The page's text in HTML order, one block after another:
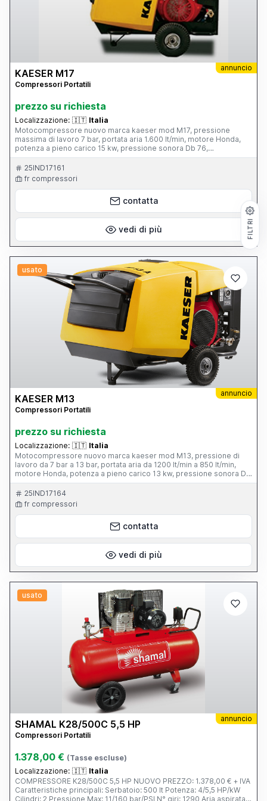
annuncio
KAESER M17
Compressori Portatili
prezzo su richiesta
Localizzazione: 🇮🇹 Italia
Motocompressore nuovo marca kaeser mod M17, pressione
massima di lavoro 7 bar, portata aria 1.600 lt/min, motore Honda,
potenza a pieno carico 15 kw, pressione sonora Db 76,
connessiona aria 1*G 1/2"
25IND17161
fr compressori
contatta
vedi di più
usato
annuncio
KAESER M13
Compressori Portatili
prezzo su richiesta
Localizzazione: 🇮🇹 Italia
Motocompressore nuovo marca kaeser mod M13, pressione di
lavoro da 7 bar a 13 bar, portata aria da 1200 lt/min a 850 lt/min,
motore Honda, potenza a pieno carico 13 kw, pressione sonora Db
76, connessiona aria 1*G 1/2"
25IND17164
fr compressori
contatta
vedi di più
usato
annuncio
SHAMAL K28/500C 5,5 HP
Compressori Portatili
1.378,00 € (Tasse escluse)
Localizzazione: 🇮🇹 Italia
COMPRESSORE K28/500C 5,5 HP NUOVO PREZZO: 1.378,00 € + IVA
Caratteristiche principali: Serbatoio: 500 lt Potenza: 4/5,5 HP/kW
Cilindri: 2 Pressione Max: 11/160 bar/PSI N° giri: 1290 Aria aspirata:
FILTRI